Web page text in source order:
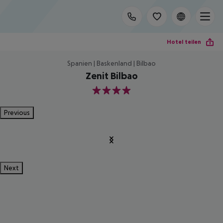
Hotel teilen
Spanien | Baskenland | Bilbao
Zenit Bilbao
4
Previous
Next